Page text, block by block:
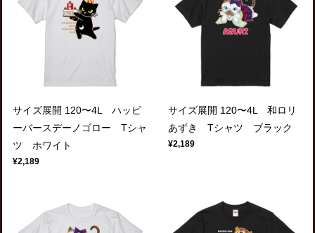
サイズ展開 120〜4L ハッピ
ーバースデーノゴロー Tシャ
ツ ホワイト
¥2,189
サイズ展開 120〜4L 和ロリ
あずき Tシャツ ブラック
¥2,189